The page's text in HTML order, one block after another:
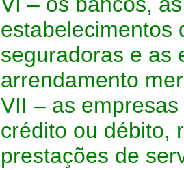
estabelecimentos
seguradoras e as
arrendamento
VII – as
crédito ou débito,
prestações de